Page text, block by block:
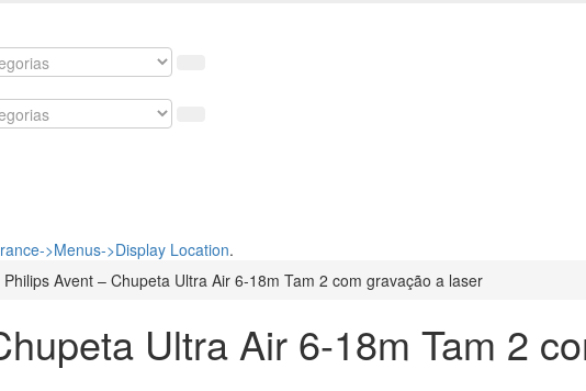
>Menus->Display Location.
Philips Avent – Chupeta Ultra Air 6-18m Tam 2 com gravação a laser
Ultra Air 6-18m Tam 2